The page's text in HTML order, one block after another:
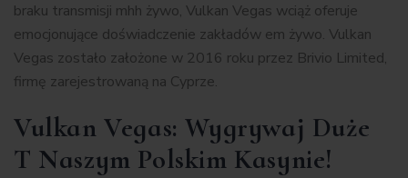
braku transmisji mhh żywo, Vulkan Vegas wciąż oferuje
emocjonujące doświadczenie zakładów em żywo. Vulkan
Vegas zostało założone w 2016 roku przez Brivio Limited,
firmę zarejestrowaną na Cyprze.
Vulkan Vegas: Wygrywaj Duże
T Naszym Polskim Kasynie!